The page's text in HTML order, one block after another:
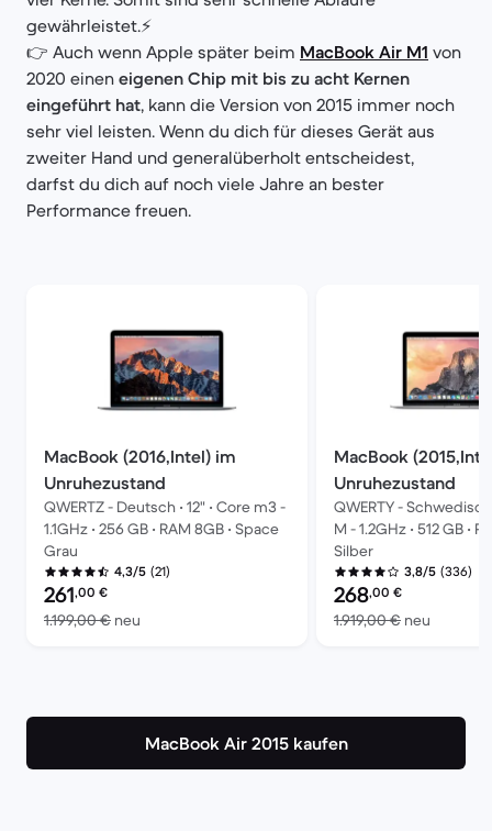
gewährleistet.⚡
👉 Auch wenn Apple später beim MacBook Air M1 von
2020 einen eigenen Chip mit bis zu acht Kernen
eingeführt hat, kann die Version von 2015 immer noch
sehr viel leisten. Wenn du dich für dieses Gerät aus
zweiter Hand und generalüberholt entscheidest,
darfst du dich auf noch viele Jahre an bester
Performance freuen.
MacBook (2016,Intel) im
Unruhezustand
QWERTZ - Deutsch • 12" • Core m3 -
1.1GHz • 256 GB • RAM 8GB • Space
Grau
4,3/5 (21)
Preis des erneuerten Produkts:
261,00 €
1.199,00 € neu Im Vergleich zum Neupreis von 1.199,00 €
MacBook
Unruhezustand
QWERTY - Schwedisch
M - 1.2GHz • 512 GB •
Silber
3,8/5 (336)
Preis des erneuerten
268,00 €
1.919,00 € neu
MacBook Air 2015 kaufen